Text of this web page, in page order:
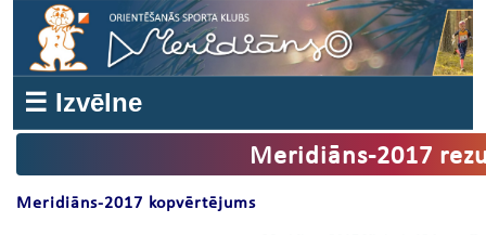
☰ Izvēlne
Meridiāns-2017
Meridiāns-2017 kopvērtējums